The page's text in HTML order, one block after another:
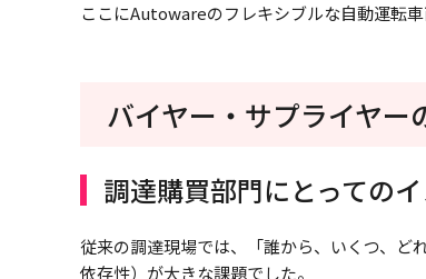
ここにAutowareのフレキシブルな自動運転
バイヤー・サプライヤ
調達購買部門にとっての
従来の調達現場では、「誰から、いくつ、ど
依存性）が大きな課題でした。